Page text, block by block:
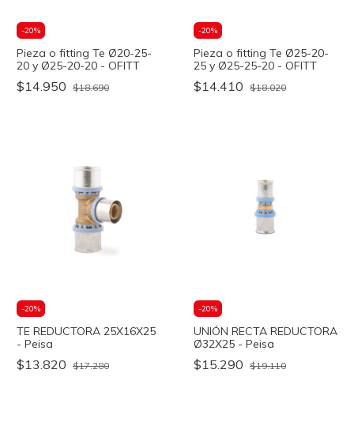
-20%
Pieza o fitting Te Ø20-25-
20 y Ø25-20-20 - OFITT
$14.950 $18.690
-20%
Pieza o fitting Te Ø25-20-
25 y Ø25-25-20 - OFITT
$14.410 $18.020
-20%
TE REDUCTORA 25X16X25
- Peisa
$13.820 $17.280
-20%
UNIÓN RECTA REDUCTORA
Ø32X25 - Peisa
$15.290 $19.110